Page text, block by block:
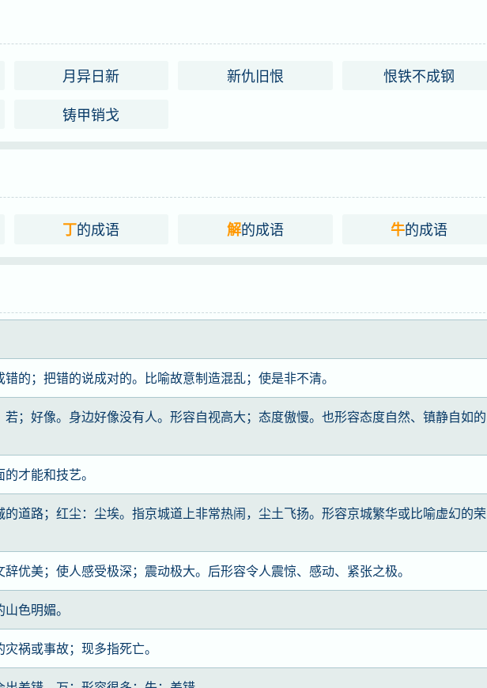
月异日新 新仇旧恨
恨铁不成钢
铸甲销戈
丁的成语 解的成语 牛的成语
的；把错的说成对的。比喻故意制造混乱；使是非不清。
若；好像。身边好像没有人。形容自视高大；态度傲慢。也形容态度自然、镇静自如的
才能和技艺。
的道路；红尘：尘埃。指京城道上非常热闹，尘土飞扬。形容京城繁华或比喻虚幻的荣
辞优美；使人感受极深；震动极大。后形容令人震惊、感动、紧张之极。
色明媚。
祸或事故；现多指死亡。